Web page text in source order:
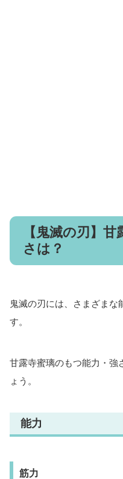
【鬼滅の刃】
さは？
鬼滅の刃には、さまざまな
す。
甘露寺蜜璃のもつ能力・強
ょう。
能力
筋力